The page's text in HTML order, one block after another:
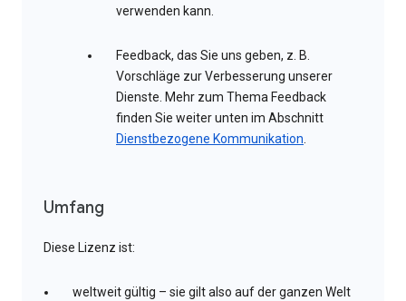
verwenden kann.
Feedback, das Sie uns geben, z. B.
Vorschläge zur Verbesserung unserer
Dienste. Mehr zum Thema Feedback
finden Sie weiter unten im Abschnitt
Dienstbezogene Kommunikation.
Umfang
Diese Lizenz ist:
weltweit gültig – sie gilt also auf der ganzen Welt